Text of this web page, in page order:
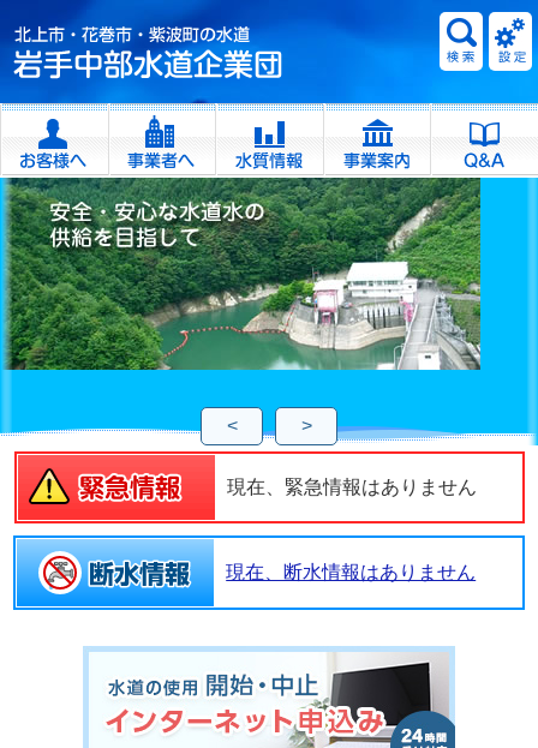
< >
現在、緊急情報はありません
現在、断水情報はありません